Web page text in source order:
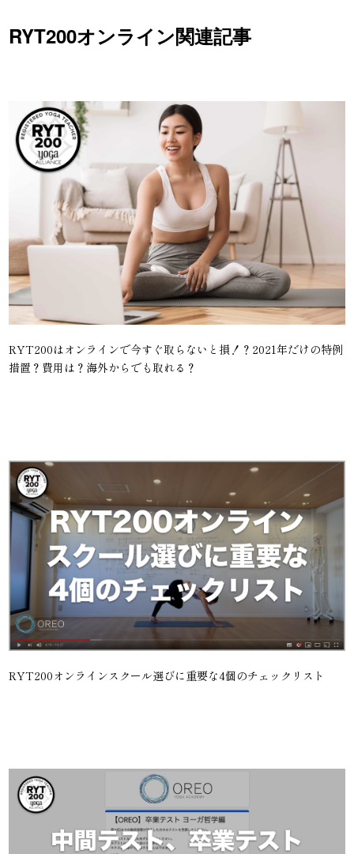
RYT200オンライン関連記事
RYT200はオンラインで今すぐ取らないと損！？2021年だけの特例
措置？費用は？海外からでも取れる？
RYT200オンラインスクール選びに重要な4個のチェックリスト